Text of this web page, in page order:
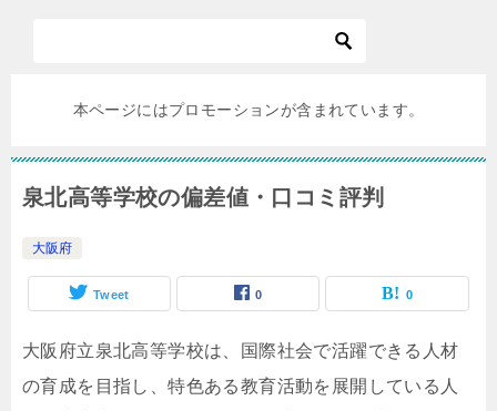
本ページにはプロモーションが含まれています。
泉北高等学校の偏差値・口コミ評判
大阪府
Tweet 0 0
大阪府立泉北高等学校は、国際社会で活躍できる人材
の育成を目指し、特色ある教育活動を展開している人